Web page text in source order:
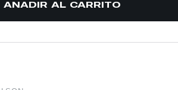
AÑADIR AL CARRITO